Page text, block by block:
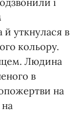
й уткнулася в
кольору.
Людина
в
на